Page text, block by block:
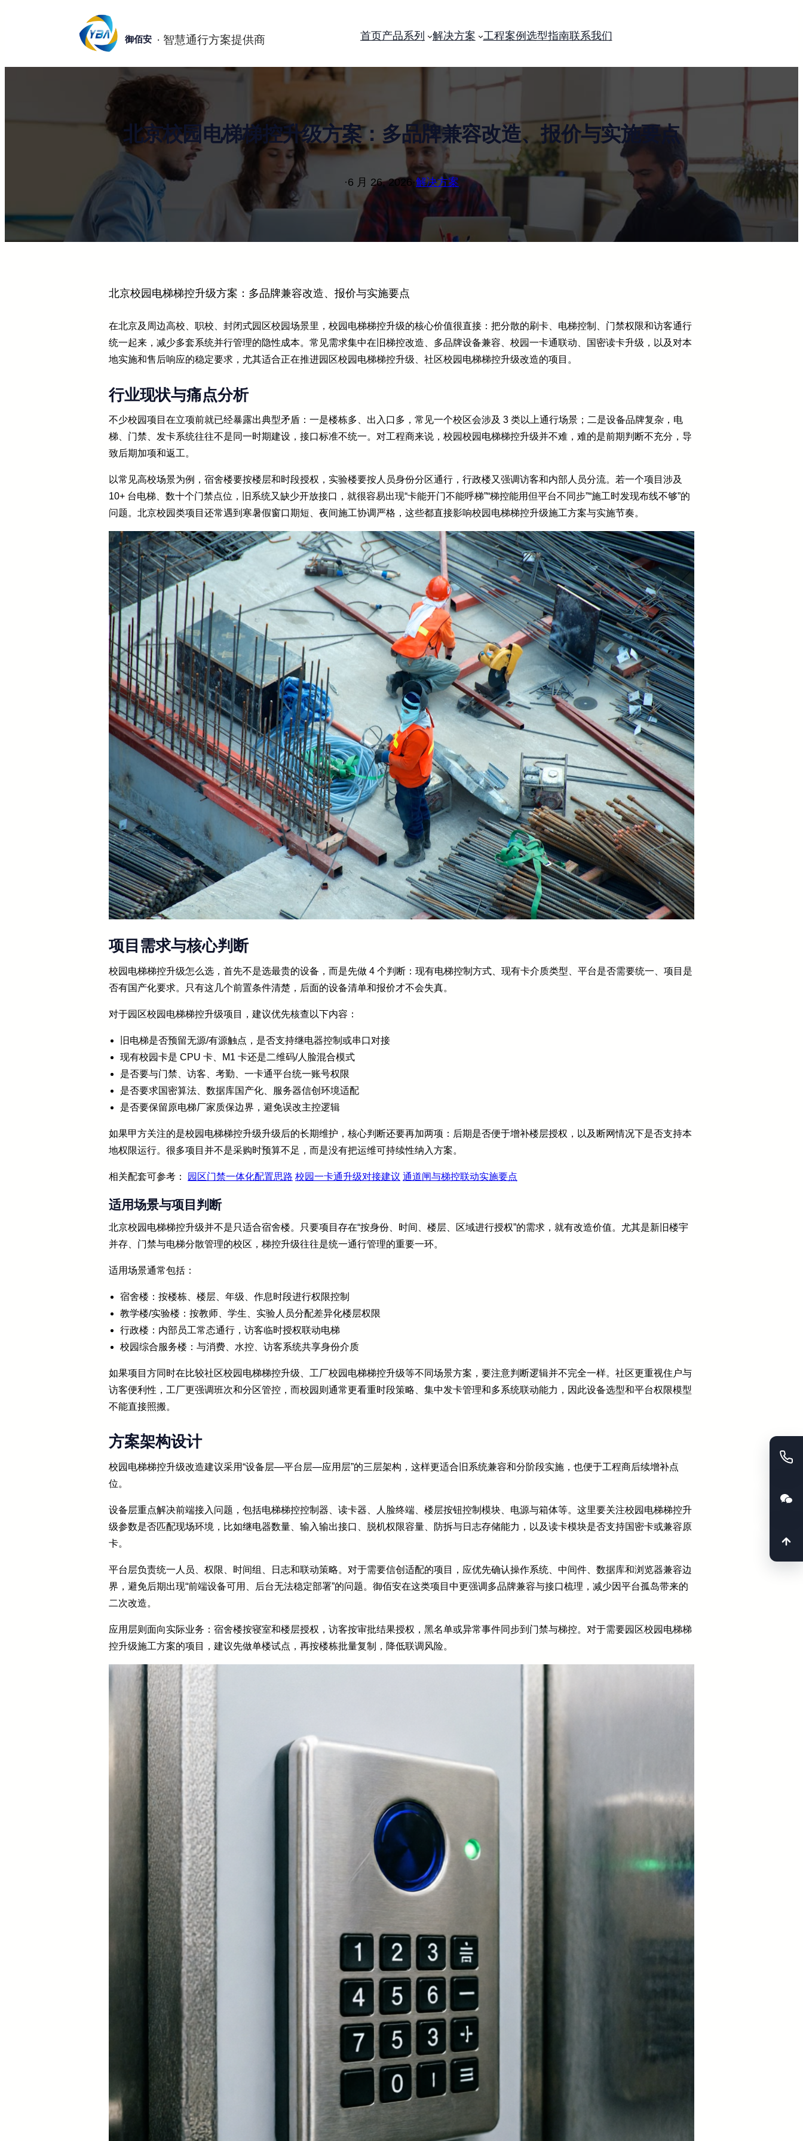
御佰安 首页产品系列 解决方案 工程案例 选型指南联系我们
北京校园电梯梯控升级方案：多品牌兼容改造、报价与实施要点
·6 月 26, 2026·解决方案
北京校园电梯梯控升级方案：多品牌兼容改造、报价与实施要点
在北京及周边高校、职校、封闭式园区校园场景里，校园电梯梯控升级的核心价值很直接：把分散的刷卡、电梯控制、门禁权限和访客通行
统一起来，减少多套系统并行管理的隐性成本。常见需求集中在旧梯控改造、多品牌设备兼容、校园一卡通联动、国密读卡升级，以及对本
地实施和售后响应的稳定要求，尤其适合正在推进园区校园电梯梯控升级、社区校园电梯梯控升级改造的项目。
行业现状与痛点分析
不少校园项目在立项前就已经暴露出典型矛盾：一是楼栋多、出入口多，常见一个校区会涉及 3 类以上通行场景；二是设备品牌复杂，电
梯、门禁、发卡系统往往不是同一时期建设，接口标准不统一。对工程商来说，校园校园电梯梯控升级并不难，难的是前期判断不充分，导
致后期加项和返工。
以常见高校场景为例，宿舍楼要按楼层和时段授权，实验楼要按人员身份分区通行，行政楼又强调访客和内部人员分流。若一个项目涉及
10+ 台电梯、数十个门禁点位，旧系统又缺少开放接口，就很容易出现“卡能开门不能呼梯”“梯控能用但平台不同步”“施工时发现布线不够”的
问题。北京校园类项目还常遇到寒暑假窗口期短、夜间施工协调严格，这些都直接影响校园电梯梯控升级施工方案与实施节奏。
项目需求与核心判断
校园电梯梯控升级怎么选，首先不是选最贵的设备，而是先做 4 个判断：现有电梯控制方式、现有卡介质类型、平台是否需要统一、项目是
否有国产化要求。只有这几个前置条件清楚，后面的设备清单和报价才不会失真。
对于园区校园电梯梯控升级项目，建议优先核查以下内容：
旧电梯是否预留无源/有源触点，是否支持继电器控制或串口对接
现有校园卡是 CPU 卡、M1 卡还是二维码/人脸混合模式
是否要与门禁、访客、考勤、一卡通平台统一账号权限
是否要求国密算法、数据库国产化、服务器信创环境适配
是否要保留原电梯厂家质保边界，避免误改主控逻辑
如果甲方关注的是校园电梯梯控升级升级后的长期维护，核心判断还要再加两项：后期是否便于增补楼层授权，以及断网情况下是否支持本
地权限运行。很多项目并不是采购时预算不足，而是没有把运维可持续性纳入方案。
相关配套可参考： 园区门禁一体化配置思路 校园一卡通升级对接建议 通道闸与梯控联动实施要点
适用场景与项目判断
北京校园电梯梯控升级并不是只适合宿舍楼。只要项目存在“按身份、时间、楼层、区域进行授权”的需求，就有改造价值。尤其是新旧楼宇
并存、门禁与电梯分散管理的校区，梯控升级往往是统一通行管理的重要一环。
适用场景通常包括：
宿舍楼：按楼栋、楼层、年级、作息时段进行权限控制
教学楼/实验楼：按教师、学生、实验人员分配差异化楼层权限
行政楼：内部员工常态通行，访客临时授权联动电梯
校园综合服务楼：与消费、水控、访客系统共享身份介质
如果项目方同时在比较社区校园电梯梯控升级、工厂校园电梯梯控升级等不同场景方案，要注意判断逻辑并不完全一样。社区更重视住户与
访客便利性，工厂更强调班次和分区管控，而校园则通常更看重时段策略、集中发卡管理和多系统联动能力，因此设备选型和平台权限模型
不能直接照搬。
方案架构设计
校园电梯梯控升级改造建议采用“设备层—平台层—应用层”的三层架构，这样更适合旧系统兼容和分阶段实施，也便于工程商后续增补点
位。
设备层重点解决前端接入问题，包括电梯梯控控制器、读卡器、人脸终端、楼层按钮控制模块、电源与箱体等。这里要关注校园电梯梯控升
级参数是否匹配现场环境，比如继电器数量、输入输出接口、脱机权限容量、防拆与日志存储能力，以及读卡模块是否支持国密卡或兼容原
卡。
平台层负责统一人员、权限、时间组、日志和联动策略。对于需要信创适配的项目，应优先确认操作系统、中间件、数据库和浏览器兼容边
界，避免后期出现“前端设备可用、后台无法稳定部署”的问题。御佰安在这类项目中更强调多品牌兼容与接口梳理，减少因平台孤岛带来的
二次改造。
应用层则面向实际业务：宿舍楼按寝室和楼层授权，访客按审批结果授权，黑名单或异常事件同步到门禁与梯控。对于需要园区校园电梯梯
控升级施工方案的项目，建议先做单楼试点，再按楼栋批量复制，降低联调风险。